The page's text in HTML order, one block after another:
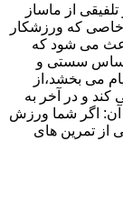
از ماساز
که ورزشکار
باعث می شود که
سستی و
می بخشد،از
و در آخر به
آن: اگر شما ورزش
از تمرین های